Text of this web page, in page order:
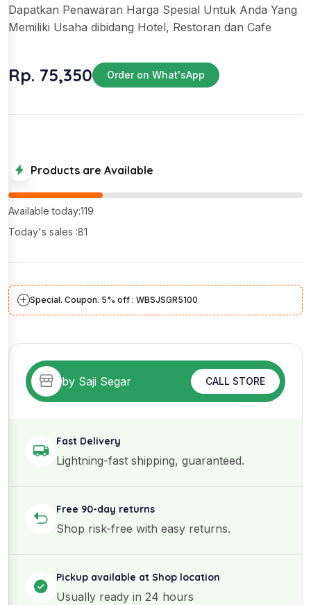
Dapatkan Penawaran Harga Spesial Untuk Anda Yang
Memiliki Usaha dibidang Hotel, Restoran dan Cafe
Rp. 75,350 Order on What'sApp
Products are Available
Available today:119
Today's sales :81
Special. Coupon. 5% off : WBSJSGR5100
by Saji Segar CALL STORE
Fast Delivery
Lightning-fast shipping, guaranteed.
Free 90-day returns
Shop risk-free with easy returns.
Pickup available at Shop location
Usually ready in 24 hours